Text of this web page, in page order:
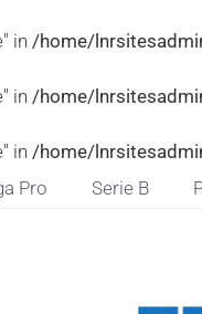
in /home/
in /home/
in /home/
Pro Serie B